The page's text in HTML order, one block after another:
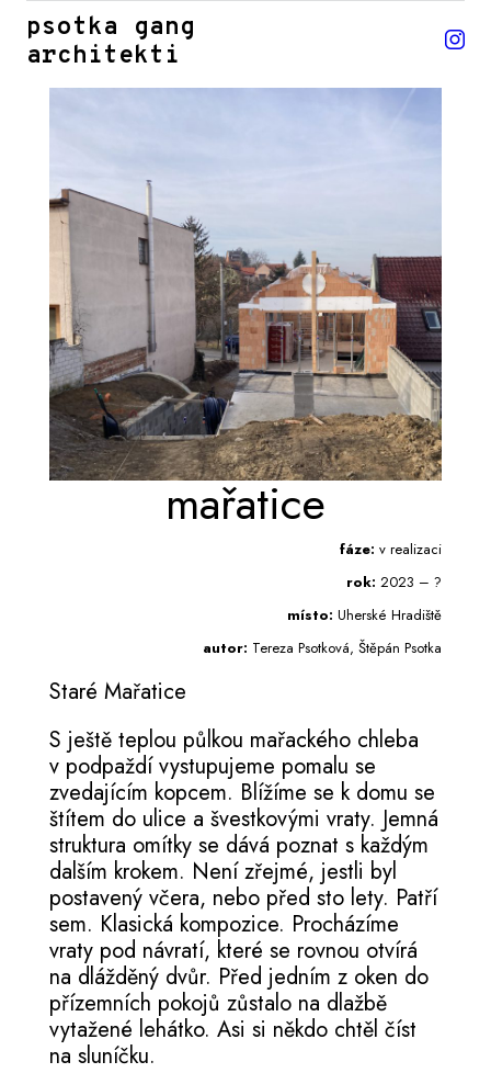
psotka gang
architekti
mařatice
fáze: v realizaci
rok: 2023 – ?
místo: Uherské Hradiště
autor: Tereza Psotková, Štěpán Psotka
Staré Mařatice
S ještě teplou půlkou mařackého chleba
v podpaždí vystupujeme pomalu se
zvedajícím kopcem. Blížíme se k domu se
štítem do ulice a švestkovými vraty. Jemná
struktura omítky se dává poznat s každým
dalším krokem. Není zřejmé, jestli byl
postavený včera, nebo před sto lety. Patří
sem. Klasická kompozice. Procházíme
vraty pod návratí, které se rovnou otvírá
na dlážděný dvůr. Před jedním z oken do
přízemních pokojů zůstalo na dlažbě
vytažené lehátko. Asi si někdo chtěl číst
na sluníčku.